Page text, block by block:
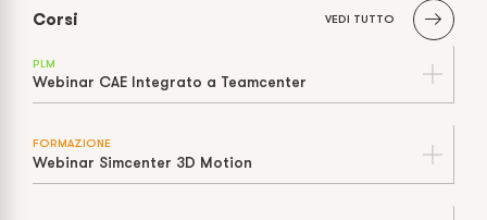
Corsi VEDI TUTTO
PLM
Webinar CAE Integrato a Teamcenter
FORMAZIONE
Webinar Simcenter 3D Motion